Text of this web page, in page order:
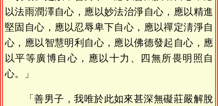
以法雨潤澤自心，應以妙法治淨自心，應以精進
堅固自心，應以忍辱卑下自心，應以禪定淸淨自
心，應以智慧明利自心，應以佛德發起自心，應
以平等廣博自心，應以十力、四無所畏明照自
心。」
「善男子，我唯於此如來甚深無礙莊嚴解脫